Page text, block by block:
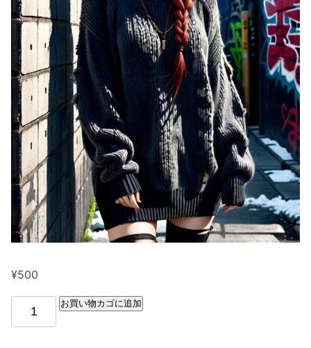
¥500
お買い物カゴに追加